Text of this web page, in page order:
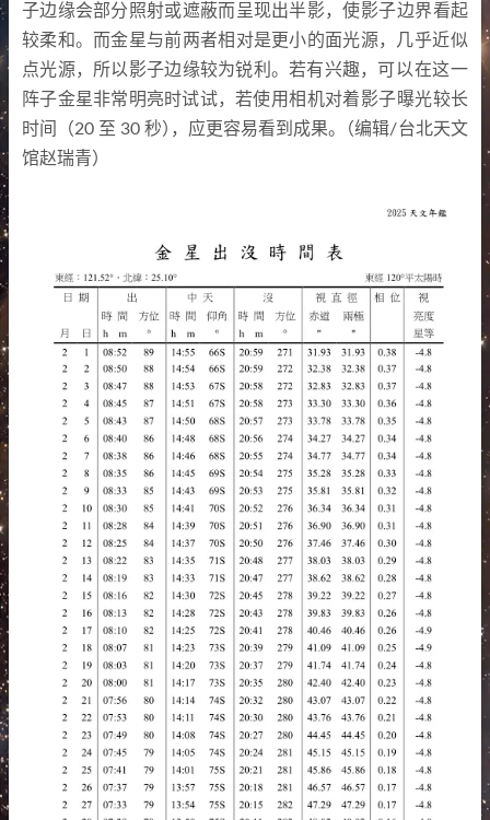
子边缘会部分照射或遮蔽而呈现出半影， 使影子边界看起
较柔和。 而金星与前两者相对是更小的面光源，
几乎近似
点光源， 所以影子边缘较为锐利 。 若有兴趣， 可以在这一
阵子金星非常明亮时试试， 若使用相机对着影子曝光较长
时间
（20 至 30 秒） ， 应更容易看到成果。 （编辑/台北天文
馆赵瑞青）